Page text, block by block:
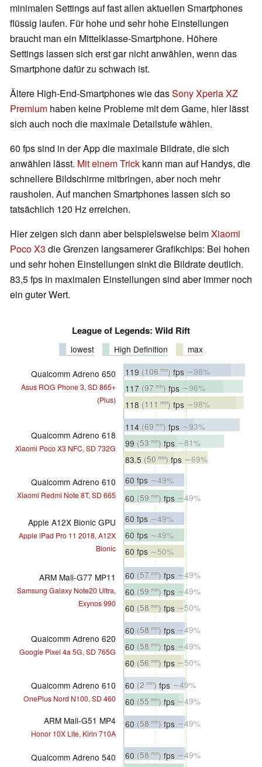
minimalen Settings auf fast allen aktuellen Smartphones
flüssig laufen. Für hohe und sehr hohe Einstellungen
braucht man ein Mittelklasse-Smartphone. Höhere
Settings lassen sich erst gar nicht anwählen, wenn das
Smartphone dafür zu schwach ist.
Ältere High-End-Smartphones wie dasSony Xperia XZ
Premium haben keine Probleme mit dem Game, hier lässt
sich auch noch die maximale Detailstufe wählen.
60 fps sind in der App die maximale Bildrate, die sich
anwählen lässt. Mit einem Trick kann man auf Handys, die
schnellere Bildschirme mitbringen, aber noch mehr
rausholen. Auf manchen Smartphones lassen sich so
tatsächlich 120 Hz erreichen.
Hier zeigen sich dann aber beispielsweise beimXiaomi
Poco X3 die Grenzen langsamerer Grafikchips: Bei hohen
und sehr hohen Einstellungen sinkt die Bildrate deutlich.
83,5 fps in maximalen Einstellungen sind aber immer noch
ein guter Wert.
League of Legends: Wild Rift
lowest High Definition max
Qualcomm Adreno 650
Asus ROG Phone 3, SD 865+
(Plus)
119 (106 min) fps ∼98%
117 (97 min) fps ∼96%
118 (111 min) fps ∼98%
Qualcomm Adreno 618
Xiaomi Poco X3 NFC, SD 732G
114 (69 min) fps ∼93%
99 (53 min) fps∼81%
83.5 (50 min) fps∼69%
Qualcomm Adreno 610
Xiaomi Redmi Note 8T, SD 665
60 fps ∼49%
60 (59 min) fps ∼49%
Apple A12X Bionic GPU
Apple iPad Pro 11 2018, A12X
Bionic
60 fps ∼49%
60 fps ∼49%
60 fps ∼50%
ARM Mali-G77 MP11
Samsung Galaxy Note20 Ultra,
Exynos 990
60 (57 min) fps ∼49%
60 (59 min) fps ∼49%
60 (58 min) fps ∼50%
Qualcomm Adreno 620
Google Pixel 4a 5G, SD 765G
60 (58 min) fps ∼49%
60 (58 min) fps ∼49%
60 (56 min) fps ∼50%
Qualcomm Adreno 610
OnePlus Nord N100, SD 460
60(2 min)fps∼49%
60 (55 min) fps ∼49%
ARM Mali-G51 MP4
Honor 10X Lite, Kirin 710A
60 (58 min) fps ∼49%
Qualcomm Adreno 540 60 (58 min) fps ∼49%